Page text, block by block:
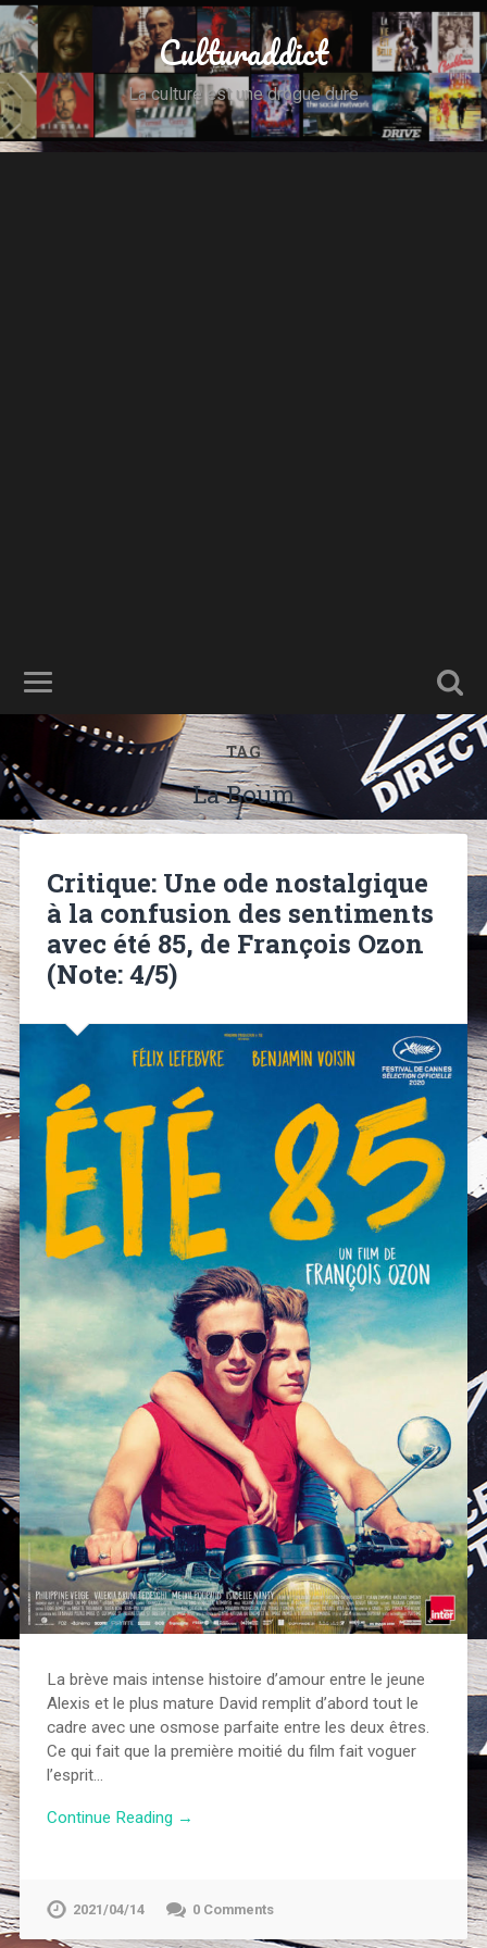
Culturaddict
La culture est une drogue dure
TAG
La Boum
Critique: Une ode nostalgique
à la confusion des sentiments
avec été 85, de François Ozon
(Note: 4/5)
La brève mais intense histoire d’amour entre le jeune
Alexis et le plus mature David remplit d’abord tout le
cadre avec une osmose parfaite entre les deux êtres.
Ce qui fait que la première moitié du film fait voguer
l’esprit…
Continue Reading →
2021/04/14 0 Comments